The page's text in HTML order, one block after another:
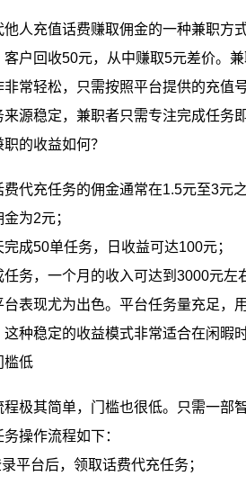
人充值话费赚取佣金的一种兼职方
户回收50元，从中赚取5元差价。
常轻松，只需按照平台提供的充值
源稳定，兼职者只需专注完成任务
的收益如何？
代充任务的佣金通常在1.5元至3元
为2元；
完成50单任务，日收益可达100元；
务，一个月的收入可达到3000元左
表现尤为出色。平台任务量充足，
种稳定的收益模式非常适合在闲暇
槛低
极其简单，门槛也很低。只需一部
操作流程如下：
平台后，领取话费代充任务；